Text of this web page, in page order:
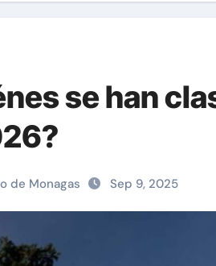
se han
de Monagas Sep 9, 2025